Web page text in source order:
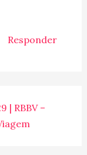
Responder
| RBBV –